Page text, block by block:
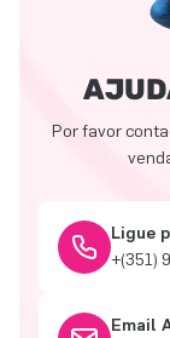
Por favor
Ligue
+(351)
Email